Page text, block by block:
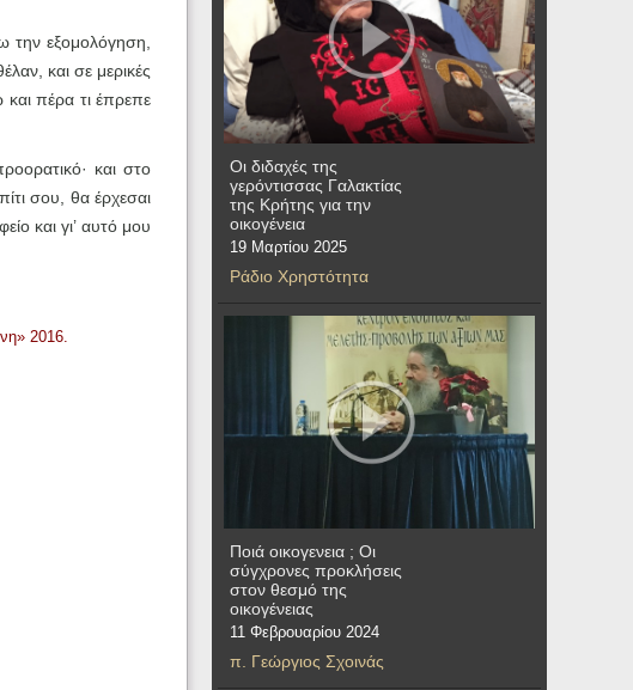
την εξομολόγηση,
και σε μερικές
και πέρα τι έπρεπε
και στο
σου, θα έρχεσαι
και γι’ αυτό μου
2016.
Οι διδαχές της
γερόντισσας Γαλακτίας
της Κρήτης για την
οικογένεια
19 Μαρτίου 2025
Ράδιο Χρηστότητα
Ποιά οικογενεια ; Οι
σύγχρονες προκλήσεις
στον θεσμό της
οικογένειας
11 Φεβρουαρίου 2024
π. Γεώργιος Σχοινάς